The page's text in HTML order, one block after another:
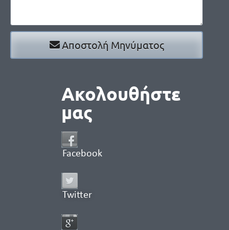
Αποστολή Μηνύματος
Ακολουθήστε
μας
Facebook
Twitter